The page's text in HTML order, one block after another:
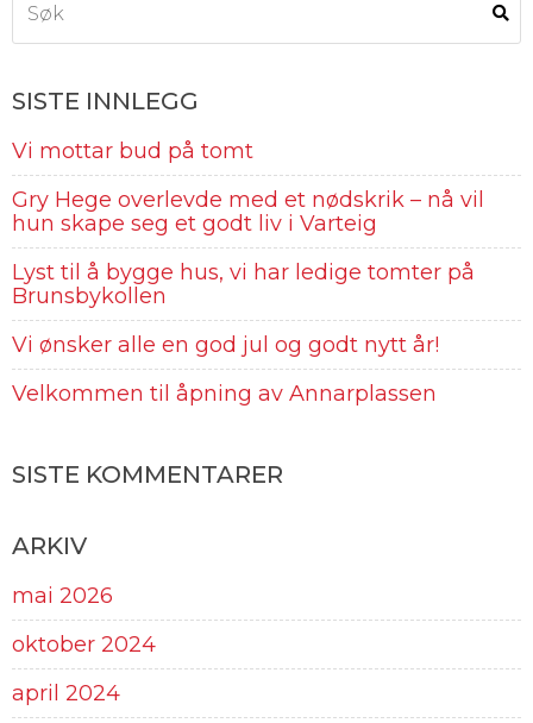
SISTE INNLEGG
Vi mottar bud på tomt
Gry Hege overlevde med et nødskrik – nå vil
hun skape seg et godt liv i Varteig
Lyst til å bygge hus, vi har ledige tomter på
Brunsbykollen
Vi ønsker alle en god jul og godt nytt år!
Velkommen til åpning av Annarplassen
SISTE KOMMENTARER
ARKIV
mai 2026
oktober 2024
april 2024